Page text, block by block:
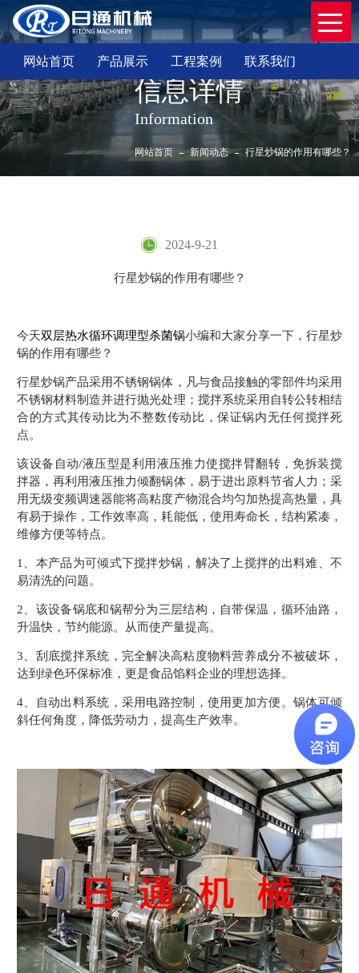
网站首页 产品展示 工程案例 联系我们
信息详情
Information
网站首页 新闻动态 行星炒锅的作用有哪些？
2024-9-21
行星炒锅的作用有哪些？
今天双层热水循环调理型杀菌锅小编和大家分享一下，行星炒
锅的作用有哪些？
行星炒锅产品采用不锈钢锅体，凡与食品接触的零部件均采用
不锈钢材料制造并进行抛光处理；搅拌系统采用自转公转相结
合的方式其传动比为不整数传动比，保证锅内无任何搅拌死
点。
该设备自动/液压型是利用液压推力使搅拌臂翻转，免拆装搅
拌器，再利用液压推力倾翻锅体，易于进出原料节省人力；采
用无级变频调速器能将高粘度产物混合均匀加热提高热量，具
有易于操作，工作效率高，耗能低，使用寿命长，结构紧凑，
维修方便等特点。
1、本产品为可倾式下搅拌炒锅，解决了上搅拌的出料难、不
易清洗的问题。
2、该设备锅底和锅帮分为三层结构，自带保温，循环油路，
升温快，节约能源。从而使产量提高。
3、刮底搅拌系统，完全解决高粘度物料营养成分不被破坏，
达到绿色环保标准，更是食品馅料企业的理想选择。
4、自动出料系统，采用电路控制，使用更加方便。锅体可倾
斜任何角度，降低劳动力，提高生产效率。